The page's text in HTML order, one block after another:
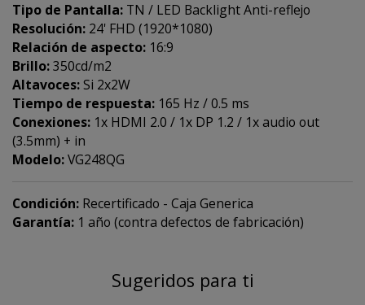
Tipo de Pantalla: TN / LED Backlight Anti-reflejo
Resolución: 24' FHD (1920*1080)
Relación de aspecto: 16:9
Brillo:350cd/m2
Altavoces:Si 2x2W
Tiempo de respuesta: 165 Hz / 0.5 ms
Conexiones: 1x HDMI 2.0 / 1x DP 1.2 / 1x audio out
(3.5mm) + in
Modelo:VG248QG
Condición: Recertificado - Caja Generica
Garantía: 1 año (contra defectos de fabricación)
Sugeridos para ti